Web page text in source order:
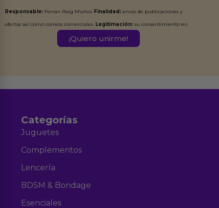
Responsable: Ferran Roig Muñoz Finalidad: envío de publicaciones y
ofertas así como correos comerciales. Legitimación: su consentimiento en
Destinatarios:Ferran Roig Muñoz. Podrás ejercer tus
Categorías
Juguetes
Complementos
Lencería
BDSM & Bondage
Esenciales